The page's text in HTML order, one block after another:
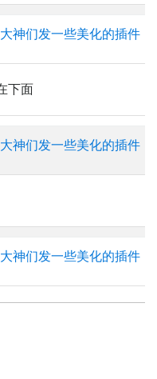
神们发一些美化的插件
下面
神们发一些美化的插件
神们发一些美化的插件